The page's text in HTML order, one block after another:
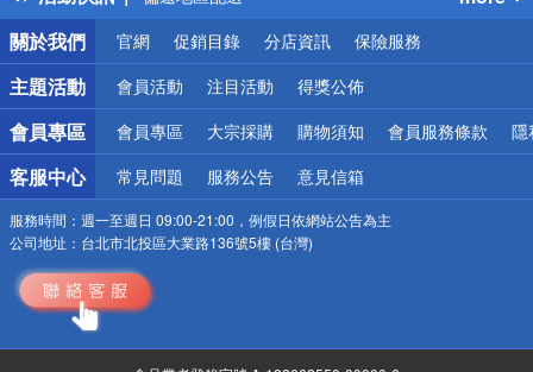
詐騙網頁！請小心！
關於我們
官網 促銷目錄 分店資訊 保險服務
主題活動 會員活動 注目活動 得獎公佈
會員專區 會員專區 大宗採購 購物須知 會員服務條款 隱
客服中心 常見問題 服務公告 意見信箱
服務時間： 週一至週日 09:00-21:00，例假日依網站公告為主
公司地址： 台北市北投區大業路136號5樓 (台灣)